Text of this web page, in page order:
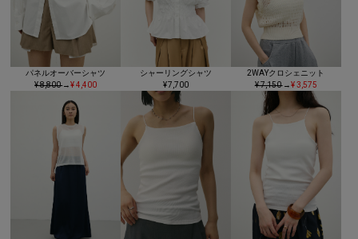
パネルオーバーシャツ
¥ 8,800→¥ 4,400
シャーリングシャツ
¥ 7,700
2WAYクロシェニット
¥ 7,150→¥ 3,575